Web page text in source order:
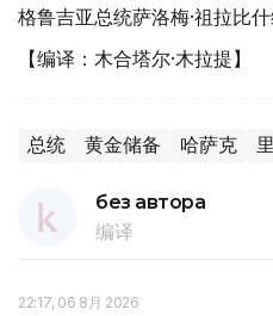
格鲁吉亚总统萨洛梅·祖拉比什
【编译：木合塔尔·木拉提】
总统 黄金储备 哈萨克
без автора
编译
22:17, 06 8月 2026